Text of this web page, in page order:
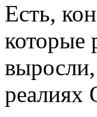
Есть,
которые
реалиях